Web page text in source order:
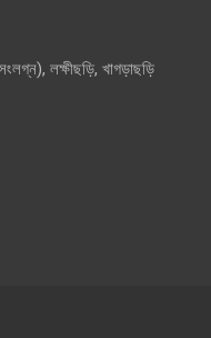
লক্ষীছড়ি, খাগড়াছড়ি